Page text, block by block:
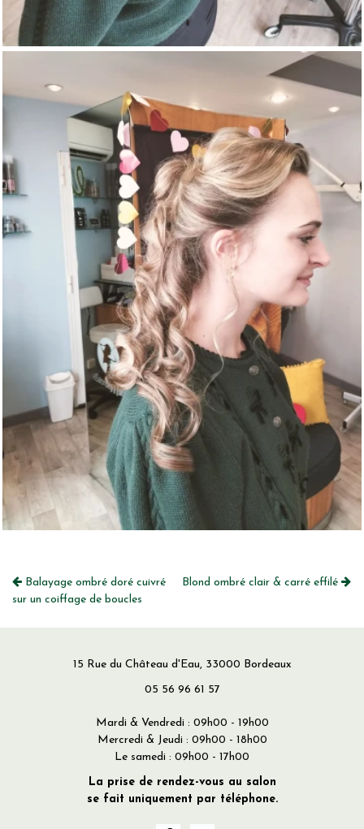
Balayage ombré doré cuivré
sur un coiffage de boucles
Blond ombré clair & carré effilé
Mardi & Vendredi : 09h00 - 19h00
Mercredi & Jeudi : 09h00 - 18h00
Le samedi : 09h00 - 17h00
15 Rue du Château d'Eau, 33000 Bordeaux
05 56 96 61 57
La prise de rendez-vous au salon
se fait uniquement par téléphone.